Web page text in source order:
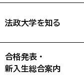
法政大学を知る
合格発表・
新入生総合案内